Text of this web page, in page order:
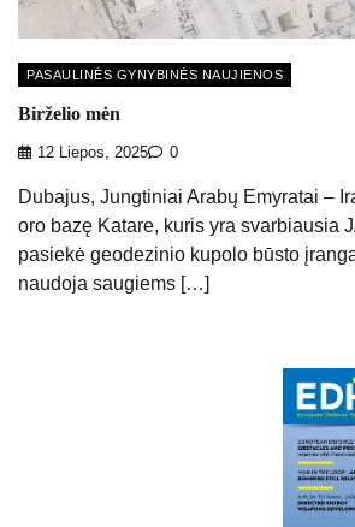
PASAULINĖS GYNYBINĖS NAUJIENOS
Birželio mėn
12 Liepos, 2025 0
Dubajus, Jungtiniai Arabų Emyratai –
oro bazę Katare, kuris yra svarbiausia
pasiekė geodezinio kupolo būsto
naudoja saugiems […]